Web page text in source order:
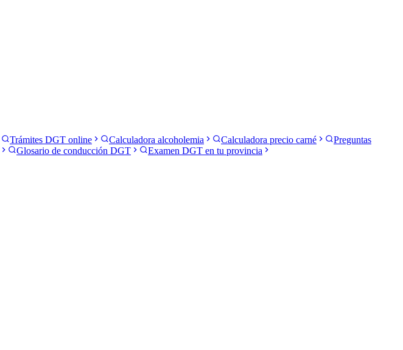
Trámites DGT online Calculadora alcoholemia Calculadora precio carné
Preguntas
Glosario de conducción DGT
Examen DGT en tu provincia